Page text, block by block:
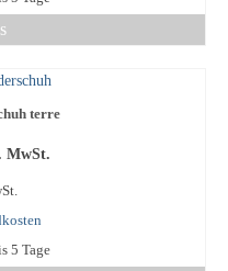
terre
MwSt.
5 Tage